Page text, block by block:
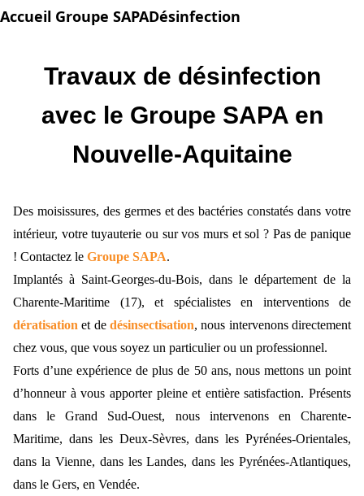
Accueil Groupe SAPADésinfection
Travaux de désinfection
avec le Groupe SAPA en
Nouvelle-Aquitaine
Des moisissures, des germes et des bactéries constatés dans votre
intérieur, votre tuyauterie ou sur vos murs et sol ? Pas de panique
! Contactez le Groupe SAPA.
Implantés à Saint-Georges-du-Bois, dans le département de la
Charente-Maritime (17), et spécialistes en interventions de
dératisation et de désinsectisation, nous intervenons directement
chez vous, que vous soyez un particulier ou un professionnel.
Forts d’une expérience de plus de 50 ans, nous mettons un point
d’honneur à vous apporter pleine et entière satisfaction. Présents
dans le Grand Sud-Ouest, nous intervenons en Charente-
Maritime, dans les Deux-Sèvres, dans les Pyrénées-Orientales,
dans la Vienne, dans les Landes, dans les Pyrénées-Atlantiques,
dans le Gers, en Vendée.